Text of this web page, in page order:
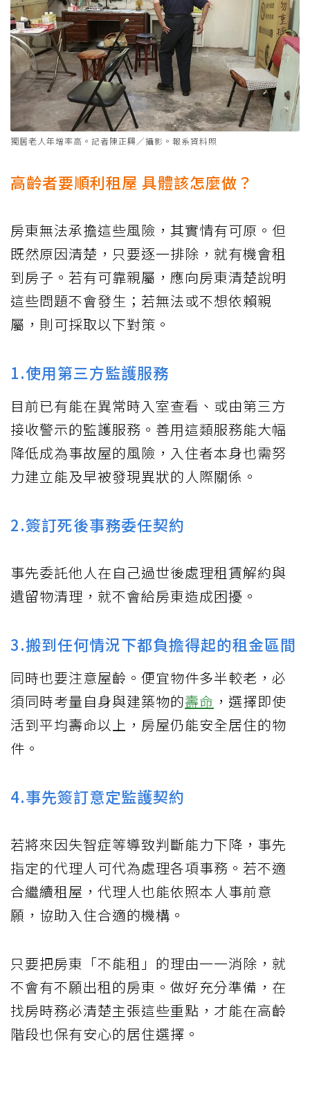
獨居老人年增率高。記者陳正興／攝影。報系資料照
高齡者要順利租屋 具體該怎麼做？
房東無法承擔這些風險，其實情有可原。但
既然原因清楚，只要逐一排除，就有機會租
到房子。若有可靠親屬，應向房東清楚說明
這些問題不會發生；若無法或不想依賴親
屬，則可採取以下對策。
1.使用第三方監護服務
目前已有能在異常時入室查看、或由第三方
接收警示的監護服務。善用這類服務能大幅
降低成為事故屋的風險，入住者本身也需努
力建立能及早被發現異狀的人際關係。
2.簽訂死後事務委任契約
事先委託他人在自己過世後處理租賃解約與
遺留物清理，就不會給房東造成困擾。
3.搬到任何情況下都負擔得起的租金區間
同時也要注意屋齡。便宜物件多半較老，必
須同時考量自身與建築物的壽命 ，選擇即使
活到平均壽命以上，房屋仍能安全居住的物
件。
4.事先簽訂意定監護契約
若將來因失智症等導致判斷能力下降，事先
指定的代理人可代為處理各項事務。若不適
合繼續租屋，代理人也能依照本人事前意
願，協助入住合適的機構。
只要把房東「不能租」的理由一一消除，就
不會有不願出租的房東。做好充分準備，在
找房時務必清楚主張這些重點，才能在高齡
階段也保有安心的居住選擇。